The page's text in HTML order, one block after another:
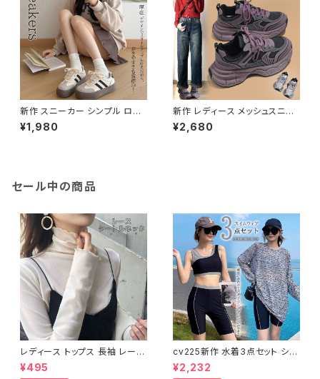
新作 スニーカー シンプル ロー
カット ブラック 黒 カジュアル 美
脚スニーカー
¥1,980
新作 レディース メッシュスニー
カー 紐靴 シューズ ボリューム
ソール 厚底 美脚
¥2,680
セール中の商品
レディース トップス 長袖 レース
タートルネック ファッション 4色
美ライン
¥495
cv225新作 水着3点セット シア
ートップス ラッシュガード 長袖
日焼け防止 体型カバー
¥2,232